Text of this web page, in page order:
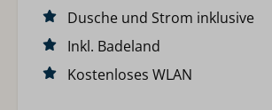
Dusche und Strom inklusive
Inkl. Badeland
Kostenloses WLAN